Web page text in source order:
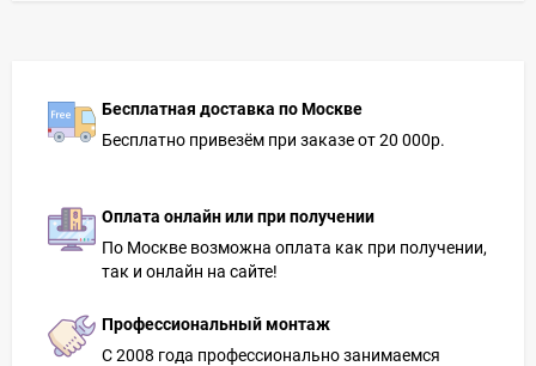
Бесплатная доставка по Москве
Бесплатно привезём при заказе от 20 000р.
Оплата онлайн или при получении
По Москве возможна оплата как при получении,
так и онлайн на сайте!
Профессиональный монтаж
С 2008 года профессионально занимаемся